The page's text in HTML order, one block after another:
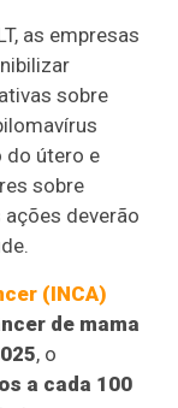
as empresas
sobre
do útero e
sobre
deverão
(INCA)
de mama
, o
a cada 100